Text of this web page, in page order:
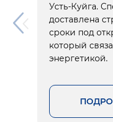
Усть-Куйга.
доставлена
сроки под
который
энергетикой.